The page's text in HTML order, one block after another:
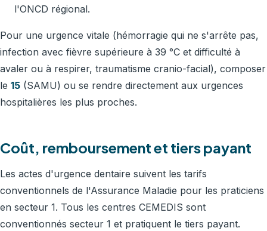
l'ONCD régional.
Pour une urgence vitale (hémorragie qui ne s'arrête pas,
infection avec fièvre supérieure à 39 °C et difficulté à
avaler ou à respirer, traumatisme cranio-facial), composer
le 15 (SAMU) ou se rendre directement aux urgences
hospitalières les plus proches.
Coût, remboursement et tiers payant
Les actes d'urgence dentaire suivent les tarifs
conventionnels de l'Assurance Maladie pour les praticiens
en secteur 1. Tous les centres CEMEDIS sont
conventionnés secteur 1 et pratiquent le tiers payant.